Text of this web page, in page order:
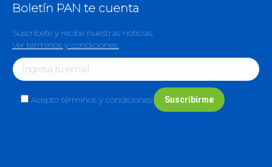
Boletín PAN te cuenta
Suscríbete y recibe nuestras noticias.
Ver términos y condiciones.
Acepto términos y condiciones.